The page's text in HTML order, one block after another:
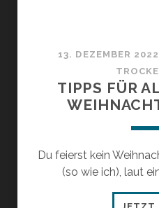
13. DEZEMBER 2022
TIPPS FÜR
Du feierst kein
(so wie ich), laut